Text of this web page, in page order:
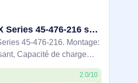
Ergotron HX Series 45-476-216 support d'écran plat pour bureau 81,3 cm (32") Blanc
45-476-216. Montage:
Capacité de charge
kg, Taille maximale de
(32"), Compatibilité
2.0/10